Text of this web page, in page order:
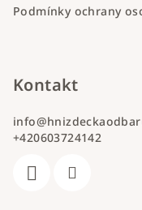
Podmínky ochrany
Kontakt
info@
+420603724142